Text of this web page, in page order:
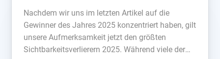
Nachdem wir uns im letzten Artikel auf die
Gewinner des Jahres 2025 konzentriert haben, gilt
unsere Aufmerksamkeit jetzt den größten
Sichtbarkeitsverlierern 2025. Während viele der